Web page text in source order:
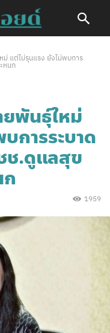
แต่ไม่รุนแรง ยังไม่พบการ
หนก
พันธุ์ใหม่
การระบาด
ช.ดูแลสุข
1959